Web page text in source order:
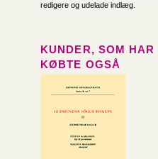
redigere og udelade indlæg.
KUNDER, SOM
KØBTE OGSÅ